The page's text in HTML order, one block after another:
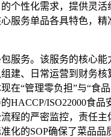
个性化需求，提供灵活
服务单品各具特色，精
服务。该服务的核心能
建、日常运营到财务核
在“管理零负担”与“食品
HACCP/ISO22000食品
程的严密监控，责任主
化的SOP确保了菜品品